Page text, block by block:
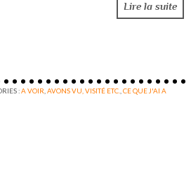
Lire la suite
:A VOIR ,AVONS VU, VISITÉ ETC. ,CE QUE J'AI A